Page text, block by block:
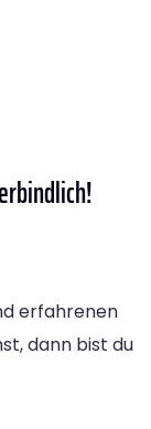
erfahrenen
dann bist du